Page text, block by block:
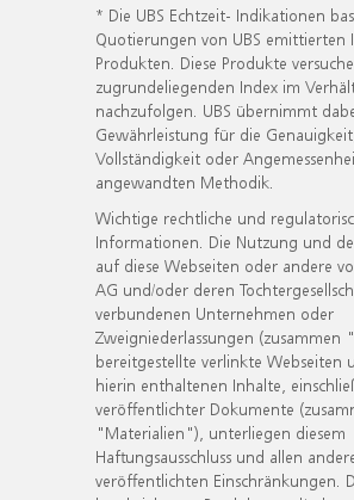
* Die UBS Echtzeit- Indikationen
Quotierungen von UBS emittierten
Produkten. Diese Produkte
zugrundeliegenden Index im
nachzufolgen. UBS übernimmt
Gewährleistung für die
Vollständigkeit oder
angewandten Methodik.
Wichtige rechtliche und
Informationen. Die Nutzung und
auf diese Webseiten oder andere
AG und/oder deren
verbundenen Unternehmen oder
Zweigniederlassungen (zusammen
bereitgestellte verlinkte Webseiten
hierin enthaltenen Inhalte,
veröffentlichter Dokumente
"Materialien"), unterliegen diesem
Haftungsausschluss und allen
veröffentlichten Einschränkungen.